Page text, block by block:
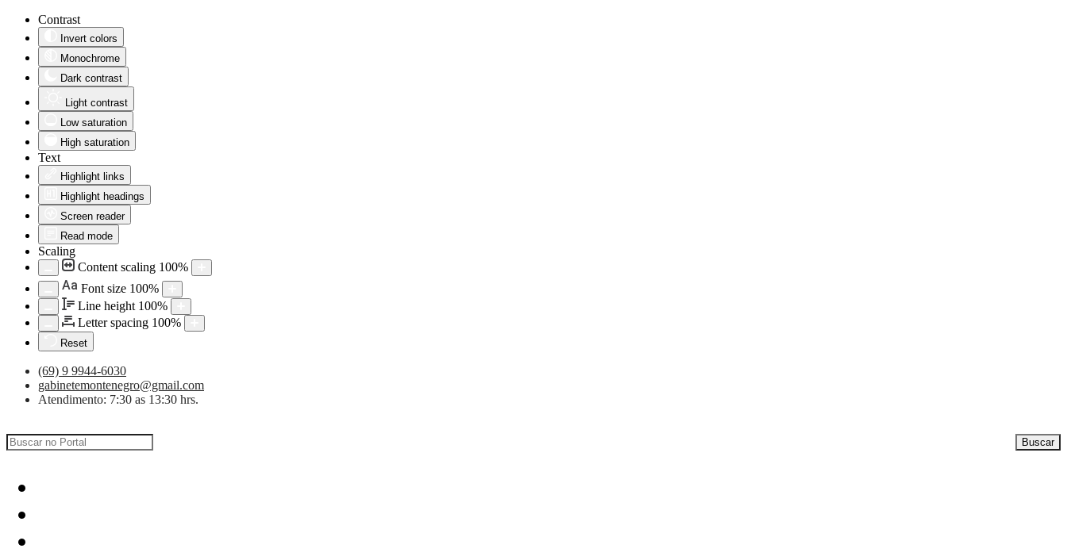
Contrast
Invert colors
Monochrome
Dark contrast
Light contrast
Low saturation
High saturation
Text
Highlight links
Highlight headings
Screen reader
Read mode
Scaling
Content scaling 100%
Aa Font size 100%
Line height 100%
Letter spacing 100%
Reset
(69) 9 9944-6030
gabinetemontenegro@gmail.com
Atendimento: 7:30 as 13:30 hrs.
Buscar